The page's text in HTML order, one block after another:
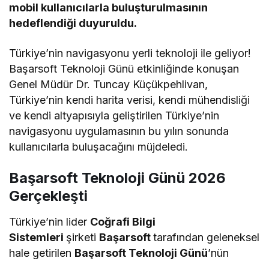
mobil kullanıcılarla buluşturulmasının
hedeflendiği duyuruldu.
Türkiye’nin navigasyonu yerli teknoloji ile geliyor!
Başarsoft Teknoloji Günü etkinliğinde konuşan
Genel Müdür Dr. Tuncay Küçükpehlivan,
Türkiye’nin kendi harita verisi, kendi mühendisliği
ve kendi altyapısıyla geliştirilen Türkiye’nin
navigasyonu uygulamasının bu yılın sonunda
kullanıcılarla buluşacağını müjdeledi.
Başarsoft Teknoloji Günü 2026
Gerçekleşti
Türkiye’nin lider Coğrafi Bilgi
Sistemleri şirketi Başarsofttarafından geleneksel
hale getirilen Başarsoft Teknoloji Günü’nün